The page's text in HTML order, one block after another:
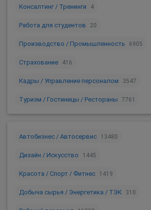
Консалтинг / Тренинги 4
Работа для студентов 20
Производство / Промышленность 6905
Страхование 416
Кадры / Управление персоналом 3547
Туризм / Гостиницы / Рестораны 7761
Автобизнес / Автосервис 13480
Дизайн / Искусство 1445
Красота / Спорт / Фитнес 1419
Добыча сырья / Энергетика / ТЭК 310